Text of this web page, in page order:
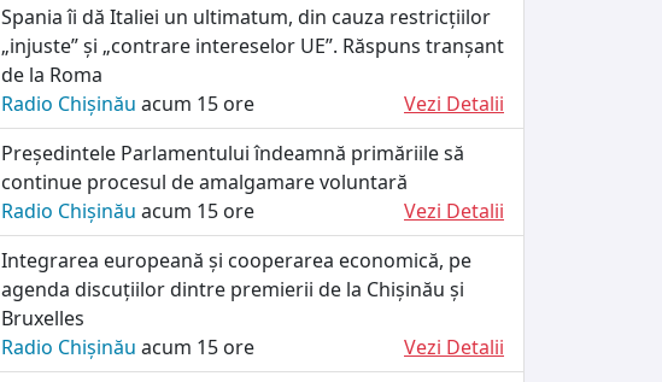
Spania îi dă Italiei un ultimatum, din cauza restricțiilor
„injuste” și „contrare intereselor UE”. Răspuns tranșant
de la Roma
Radio Chișinău acum 15 ore
Vezi Detalii
Președintele Parlamentului îndeamnă primăriile să
continue procesul de amalgamare voluntară
Radio Chișinău acum 15 ore
Vezi Detalii
Integrarea europeană și cooperarea economică, pe
agenda discuțiilor dintre premierii de la Chișinău și
Bruxelles
Radio Chișinău acum 15 ore
Vezi Detalii